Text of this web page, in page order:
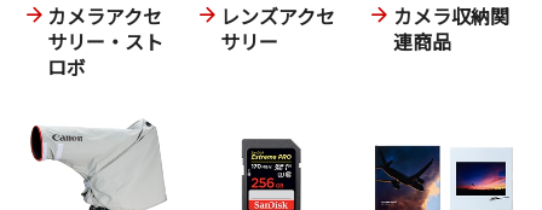
カメラアクセ
サリー・スト
ロボ
レンズアクセ
サリー
カメラ収納関
連商品